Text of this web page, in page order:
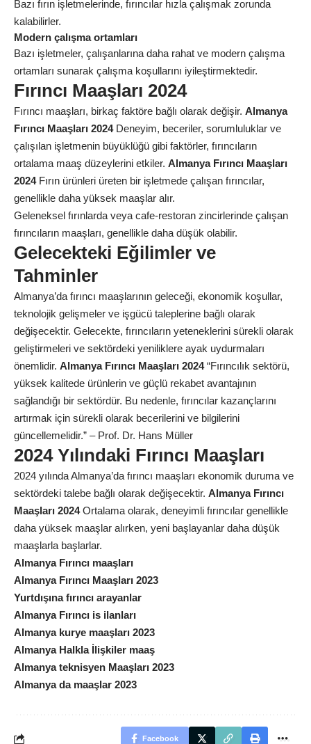
Bazı fırın işletmelerinde, fırıncılar hızla çalışmak zorunda
kalabilirler.
Modern çalışma ortamları
Bazı işletmeler, çalışanlarına daha rahat ve modern çalışma
ortamları sunarak çalışma koşullarını iyileştirmektedir.
Fırıncı Maaşları 2024
Fırıncı maaşları, birkaç faktöre bağlı olarak değişir. Almanya
Fırıncı Maaşları 2024Deneyim, beceriler, sorumluluklar ve
çalışılan işletmenin büyüklüğü gibi faktörler, fırıncıların
ortalama maaş düzeylerini etkiler. Almanya Fırıncı Maaşları
2024Fırın ürünleri üreten bir işletmede çalışan fırıncılar,
genellikle daha yüksek maaşlar alır.
Geleneksel fırınlarda veya cafe-restoran zincirlerinde çalışan
fırıncıların maaşları, genellikle daha düşük olabilir.
Gelecekteki Eğilimler ve
Tahminler
Almanya’da fırıncı maaşlarının geleceği, ekonomik koşullar,
teknolojik gelişmeler ve işgücü taleplerine bağlı olarak
değişecektir. Gelecekte, fırıncıların yeteneklerini sürekli olarak
geliştirmeleri ve sektördeki yeniliklere ayak uydurmaları
önemlidir. Almanya Fırıncı Maaşları 2024“Fırıncılık sektörü,
yüksek kalitede ürünlerin ve güçlü rekabet avantajının
sağlandığı bir sektördür. Bu nedenle, fırıncılar kazançlarını
artırmak için sürekli olarak becerilerini ve bilgilerini
güncellemelidir.” – Prof. Dr. Hans Müller
2024 Yılındaki Fırıncı Maaşları
2024 yılında Almanya’da fırıncı maaşları ekonomik duruma ve
sektördeki talebe bağlı olarak değişecektir. Almanya Fırıncı
Maaşları 2024Ortalama olarak, deneyimli fırıncılar genellikle
daha yüksek maaşlar alırken, yeni başlayanlar daha düşük
maaşlarla başlarlar.
Almanya Fırıncı maaşları
Almanya Fırıncı Maaşları 2023
Yurtdışına fırıncı arayanlar
Almanya Fırıncı is ilanları
Almanya kurye maaşları 2023
Almanya Halkla İlişkiler maaş
Almanya teknisyen Maaşları 2023
Almanya da maaşlar 2023
Facebook